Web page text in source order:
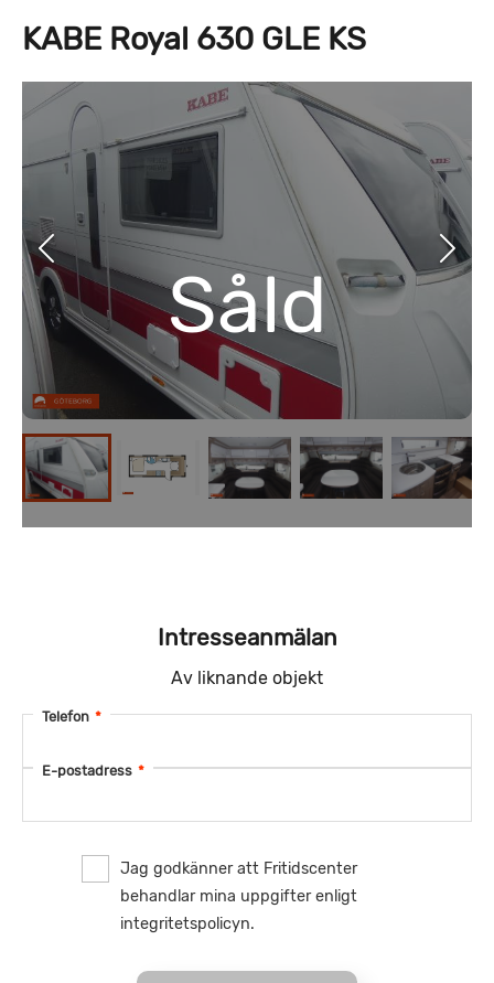
KABE Royal 630 GLE KS
Såld
Intresseanmälan
Av liknande objekt
Telefon *
E-postadress *
Jag godkänner att Fritidscenter
behandlar mina uppgifter enligt
integritetspolicyn.